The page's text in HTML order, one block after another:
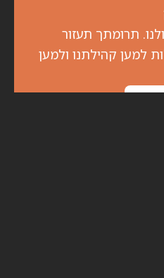
תרומתך תעזור
למען קהילתנו ולמען